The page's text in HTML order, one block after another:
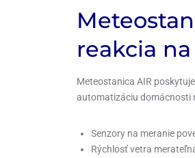
reakcia
Meteostanica AIR
automatizáciu domácnosti
Senzory na meranie
Rýchlosť vetra